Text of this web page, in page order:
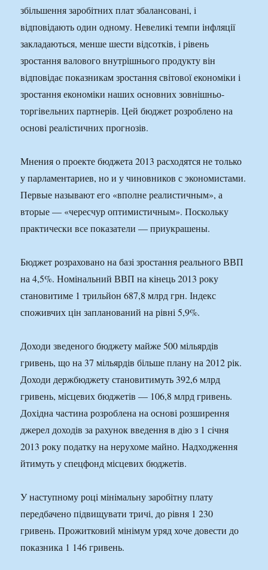
збільшення заробітних плат збалансовані, і
відповідають один одному. Невеликі темпи інфляції
закладаються, менше шести відсотків, і рівень
зростання валового внутрішнього продукту він
відповідає показникам зростання світової економіки і
зростання економіки наших основних зовнішньо-
торгівельних партнерів. Цей бюджет розроблено на
основі реалістичних прогнозів.
Мнения о проекте бюджета 2013 расходятся не только
у парламентариев, но и у чиновников с экономистами.
Первые называют его «вполне реалистичным», а
вторые — «чересчур оптимистичным». Поскольку
практически все показатели — приукрашены.
Бюджет розраховано на базі зростання реального ВВП
на 4,5%. Номінальний ВВП на кінець 2013 року
становитиме 1 трильйон 687,8 млрд грн. Індекс
споживчих цін запланований на рівні 5,9%.
Доходи зведеного бюджету майже 500 мільярдів
гривень, що на 37 мільярдів більше плану на 2012 рік.
Доходи держбюджету становитимуть 392,6 млрд
гривень, місцевих бюджетів — 106,8 млрд гривень.
Дохідна частина розроблена на основі розширення
джерел доходів за рахунок введення в дію з 1 січня
2013 року податку на нерухоме майно. Надходження
йтимуть у спецфонд місцевих бюджетів.
У наступному році мінімальну заробітну плату
передбачено підвищувати тричі, до рівня 1 230
гривень. Прожитковий мінімум уряд хоче довести до
показника 1 146 гривень.